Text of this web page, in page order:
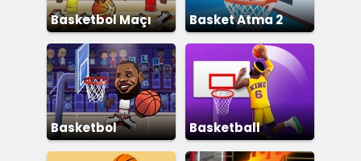
Basketbol Maçı Basket Atma 2
Basketbol
Yıldızları
Basketball
Superstars